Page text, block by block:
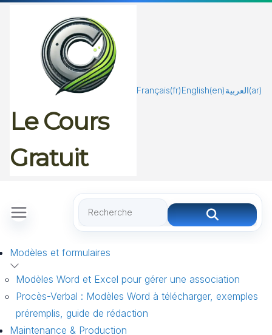
Le Cours
Gratuit
Français(fr) English(en)العربية(ar)
Modèles et formulaires
Modèles Word et Excel pour gérer une association
Procès-Verbal : Modèles Word à télécharger, exemples
préremplis, guide de rédaction
Maintenance & Production